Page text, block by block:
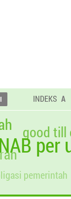
INDEKS A
per
pemerintah
good till